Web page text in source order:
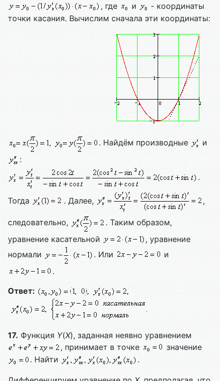
, где
и
- координаты
точки касания. Вычислим сначала эти координаты:
. Найдём производные
и
:
.
Тогда . Далее, ,
следовательно,
. Таким образом,
уравнение касательной
, уравнение
нормали
. Или
и
.
Ответ:
17. Функция Y(X), заданная неявно уравнением
, принимает в точке
значение
. Найти
.